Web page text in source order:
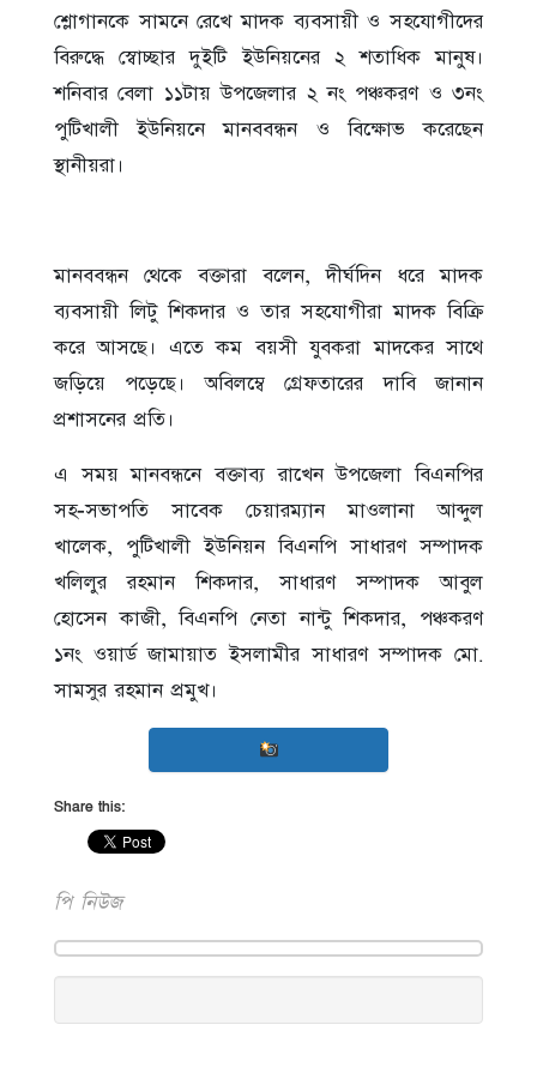
শ্লোগানকে সামনে রেখে মাদক ব্যবসায়ী ও সহযোগীদের
বিরুদ্ধে স্বোচ্ছার দুইটি ইউনিয়নের ২ শতাধিক মানুষ।
শনিবার বেলা ১১টায় উপজেলার ২ নং পঞ্চকরণ ও ৩নং
পুটিখালী ইউনিয়নে মানববন্ধন ও বিক্ষোভ করেছেন
স্থানীয়রা।
মানববন্ধন থেকে বক্তারা বলেন, দীর্ঘদিন ধরে মাদক
ব্যবসায়ী লিটু শিকদার ও তার সহযোগীরা মাদক বিক্রি
করে আসছে। এতে কম বয়সী যুবকরা মাদকের সাথে
জড়িয়ে পড়েছে। অবিলম্বে গ্রেফতারের দাবি জানান
প্রশাসনের প্রতি।
এ সময় মানবন্ধনে বক্তাব্য রাখেন উপজেলা বিএনপির
সহ-সভাপতি সাবেক চেয়ারম্যান মাওলানা আব্দুল
খালেক, পুটিখালী ইউনিয়ন বিএনপি সাধারণ সম্পাদক
খলিলুর রহমান শিকদার, সাধারণ সম্পাদক আবুল
হোসেন কাজী, বিএনপি নেতা নান্টু শিকদার, পঞ্চকরণ
১নং ওয়ার্ড জামায়াত ইসলামীর সাধারণ সম্পাদক মো.
সামসুর রহমান প্রমুখ।
Share this:
পি নিউজ